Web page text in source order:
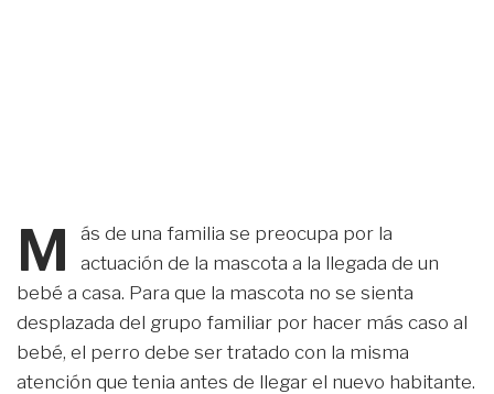
M
ás de una familia se preocupa por la
actuación de la mascota a la llegada de un
bebé a casa. Para que la mascota no se sienta
desplazada del grupo familiar por hacer más caso al
bebé, el perro debe ser tratado con la misma
atención que tenia antes de llegar el nuevo habitante.